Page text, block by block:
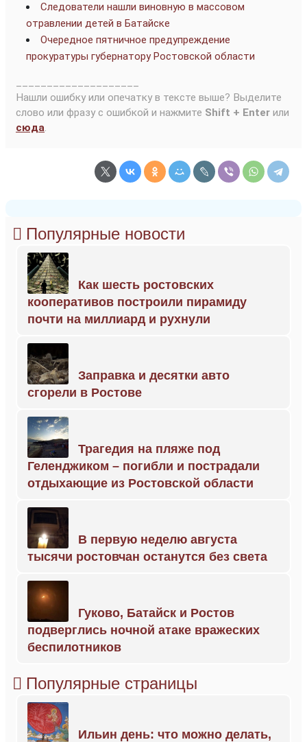
Следователи нашли виновную в массовом
отравлении детей в Батайске
Очередное пятничное предупреждение
прокуратуры губернатору Ростовской области
Нашли ошибку или опечатку в тексте выше? Выделите
слово или фразу с ошибкой и нажмите Shift + Enter или
сюда.
Популярные новости
Как шесть ростовских
кооперативов построили пирамиду
почти на миллиард и рухнули
Заправка и десятки авто
сгорели в Ростове
Трагедия на пляже под
Геленджиком – погибли и пострадали
отдыхающие из Ростовской области
В первую неделю августа
тысячи ростовчан останутся без света
Гуково, Батайск и Ростов
подверглись ночной атаке вражеских
беспилотников
Популярные страницы
Ильин день: что можно делать,